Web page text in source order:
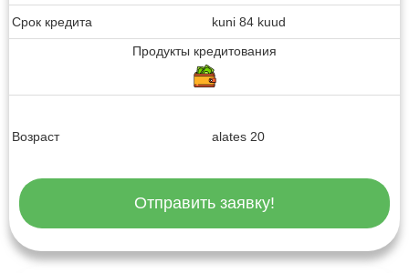
Срок кредита
kuni 84 kuud
Продукты кредитования
Возраст alates 20
Отправить заявку!